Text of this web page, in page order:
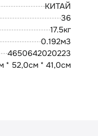
КИТАЙ
36
17.5кг
0.192м3
4650642020223
* 52,0см * 41,0см